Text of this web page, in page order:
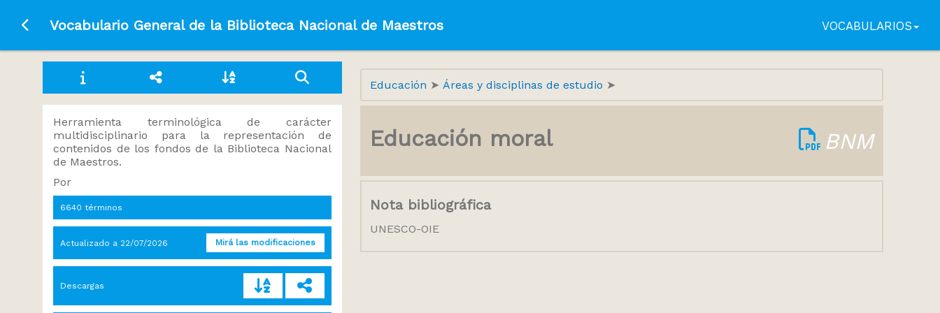
Ir a la página principal
Vocabulario General de la Biblioteca Nacional de Maestros VOCABULARIOS
Herramienta terminológica de carácter
multidisciplinario para la representación de
contenidos de los fondos de la Biblioteca Nacional
de Maestros.
Por
6640 términos
Actualizado a 22/07/2026 Mirá las modificaciones
Descargas
Educación Áreas y disciplinas de estudio
Educación moral BNM
Nota bibliográfica
UNESCO-OIE